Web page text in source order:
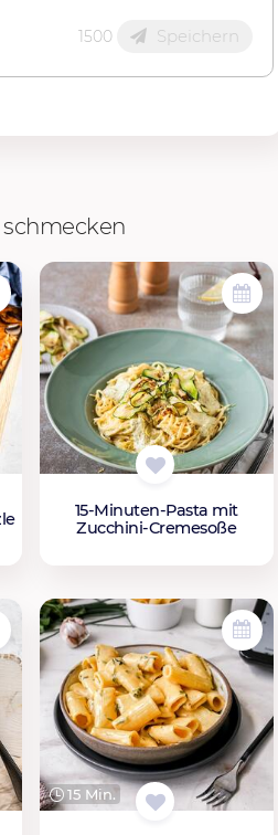
1500 Speichern
15-Minuten-Pasta mit
Zucchini-Cremesoße
15 Min.